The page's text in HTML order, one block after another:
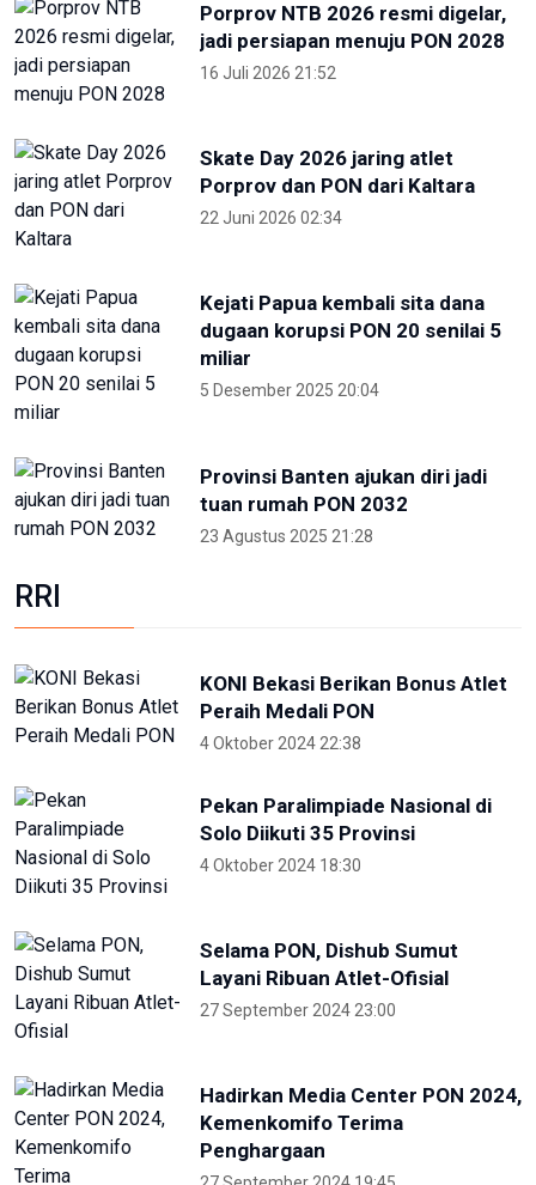
Porprov NTB 2026 resmi digelar,
jadi persiapan menuju PON 2028
16 Juli 2026 21:52
Skate Day 2026 jaring atlet
Porprov dan PON dari Kaltara
22 Juni 2026 02:34
Kejati Papua kembali sita dana
dugaan korupsi PON 20 senilai 5
miliar
5 Desember 2025 20:04
Provinsi Banten ajukan diri jadi
tuan rumah PON 2032
23 Agustus 2025 21:28
RRI
KONI Bekasi Berikan Bonus Atlet
Peraih Medali PON
4 Oktober 2024 22:38
Pekan Paralimpiade Nasional di
Solo Diikuti 35 Provinsi
4 Oktober 2024 18:30
Selama PON, Dishub Sumut
Layani Ribuan Atlet-Ofisial
27 September 2024 23:00
Hadirkan Media Center PON 2024,
Kemenkomifo Terima
Penghargaan